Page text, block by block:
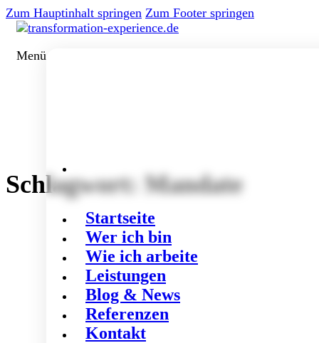
Zum Hauptinhalt springen Zum Footer springen
Menü
Startseite
Wer ich bin
Wie ich arbeite
Leistungen
Blog & News
Referenzen
Kontakt
Schlagwort: Mandate